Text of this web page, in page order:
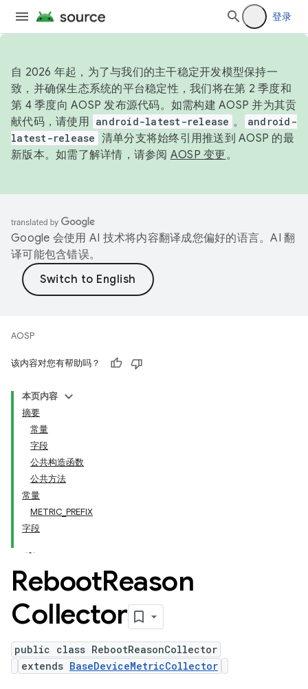
登录
自 2026 年起，为了与我们的主干稳定开发模型保持一
致，并确保生态系统的平台稳定性，我们将在第 2 季度和
第 4 季度向 AOSP 发布源代码。如需构建 AOSP 并为其贡
献代码，请使用 android-latest-release 。
android-
latest-release 清单分支将始终引用推送到 AOSP 的最
新版本。如需了解详情，请参阅 AOSP 变更。
Google 会使用 AI 技术将内容翻译成您偏好的语言。AI 翻
译可能包含错误。
AOSP
该内容对您有帮助吗？
本页内容
摘要
常量
字段
公共构造函数
公共方法
常量
METRIC_PREFIX
字段
RebootReason
Collector
public class RebootReasonCollector
extends BaseDeviceMetricCollector